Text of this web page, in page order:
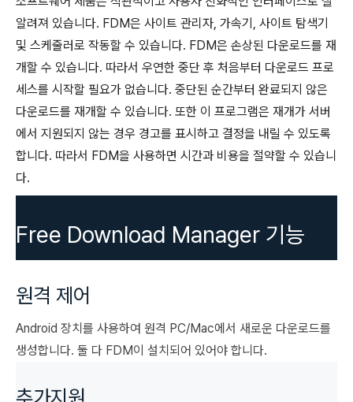
알려져 있습니다. FDM은 사이트 관리자, 가속기, 사이트 탐색기
및 스케줄러로 작동할 수 있습니다. FDM은 손상된 다운로드를 재
개할 수 있습니다. 따라서 우연한 중단 후 처음부터 다운로드 프로
세스를 시작할 필요가 없습니다. 중단된 순간부터 완료되지 않은
다운로드를 재개할 수 있습니다. 또한 이 프로그램은 재개가 서버
에서 지원되지 않는 경우 경고를 표시하고 결정을 내릴 수 있도록
합니다. 따라서 FDM을 사용하면 시간과 비용을 절약할 수 있습니
다.
Free Download Manager 기능
원격 제어
Android 장치를 사용하여 원격 PC/Mac에서 새로운 다운로드를
생성합니다. 둘 다 FDM이 설치되어 있어야 합니다.
추가지원